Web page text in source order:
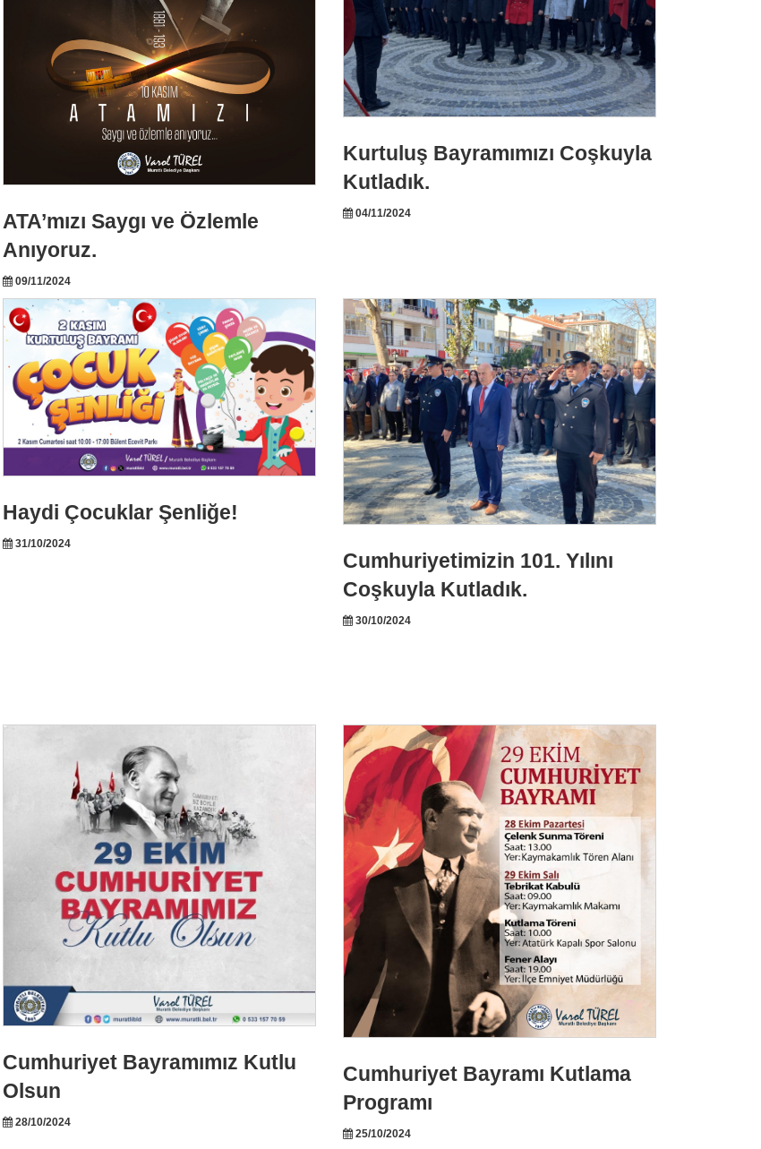
ATA’mızı Saygı ve Özlemle
Anıyoruz.
09/11/2024
Kurtuluş Bayramımızı Coşkuyla
Kutladık.
04/11/2024
Haydi Çocuklar Şenliğe!
31/10/2024
Cumhuriyetimizin 101. Yılını
Coşkuyla Kutladık.
30/10/2024
Cumhuriyet Bayramımız Kutlu
Olsun
28/10/2024
Cumhuriyet Bayramı Kutlama
Programı
25/10/2024